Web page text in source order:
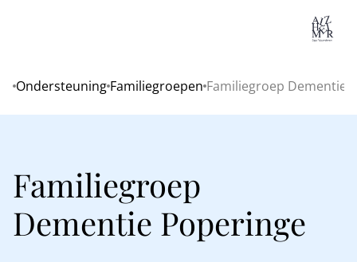
Home
Ondersteuning Familiegroepen Familiegroep Dementie
Familiegroep
Dementie Poperinge